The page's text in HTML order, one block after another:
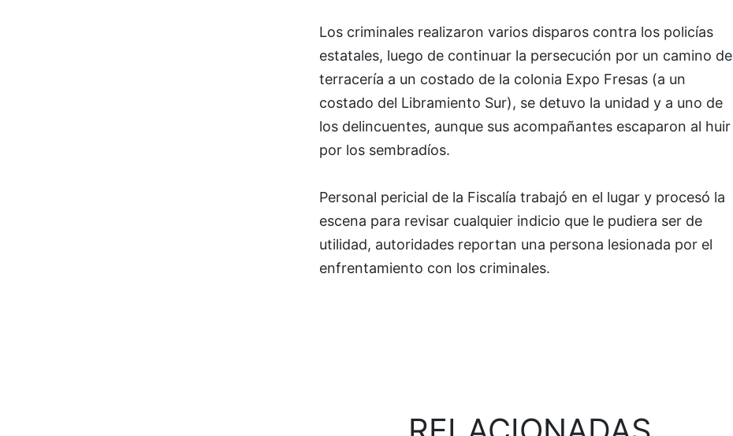
Los criminales realizaron varios disparos contra los policías
estatales, luego de continuar la persecución por un camino de
terracería a un costado de la colonia Expo Fresas (a un
costado del Libramiento Sur), se detuvo la unidad y a uno de
los delincuentes, aunque sus acompañantes escaparon al huir
por los sembradíos.
Personal pericial de la Fiscalía trabajó en el lugar y procesó la
escena para revisar cualquier indicio que le pudiera ser de
utilidad, autoridades reportan una persona lesionada por el
enfrentamiento con los criminales.